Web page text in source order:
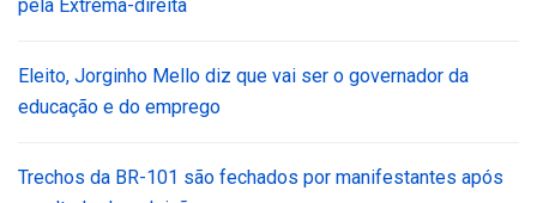
pela Extrema-direita
Eleito, Jorginho Mello diz que vai ser o governador da
educação e do emprego
Trechos da BR-101 são fechados por manifestantes após